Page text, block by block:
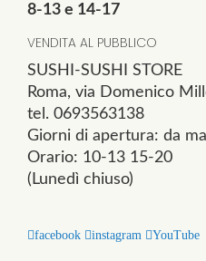
8-13 e 14-17
VENDITA AL PUBBLICO
SUSHI-SUSHI STORE
Roma, via Domenico
tel. 0693563138
Giorni di apertura: da
Orario: 10-13 15-20
(Lunedì chiuso)
facebook instagram YouTube